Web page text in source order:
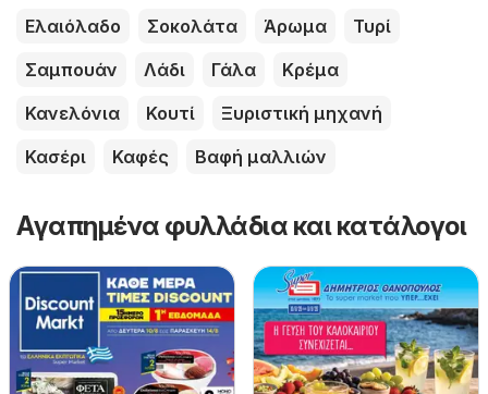
Ελαιόλαδο Σοκολάτα Άρωμα
Τυρί
Σαμπουάν
Λάδι Γάλα
Κρέμα
Κανελόνια
Κουτί
Ξυριστική μηχανή
Κασέρι
Καφές Βαφή μαλλιών
Αγαπημένα φυλλάδια και κατάλογοι